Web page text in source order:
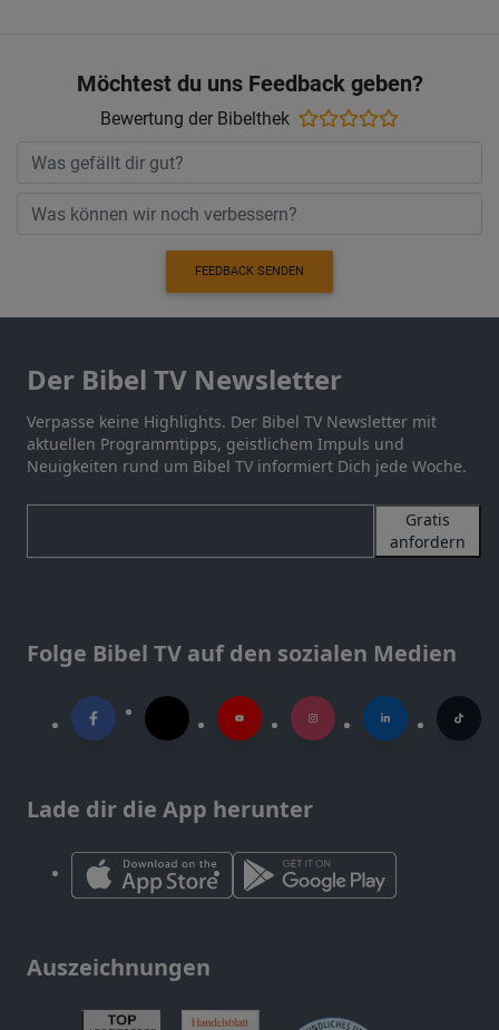
Möchtest du uns Feedback geben?
Bewertung der Bibelthek
FEEDBACK SENDEN
Der Bibel TV Newsletter
Verpasse keine Highlights. Der Bibel TV Newsletter mit
aktuellen Programmtipps, geistlichem Impuls und
Neuigkeiten rund um Bibel TV informiert Dich jede Woche.
Gratis
anfordern
Folge Bibel TV auf den sozialen Medien
Lade dir die App herunter
Auszeichnungen